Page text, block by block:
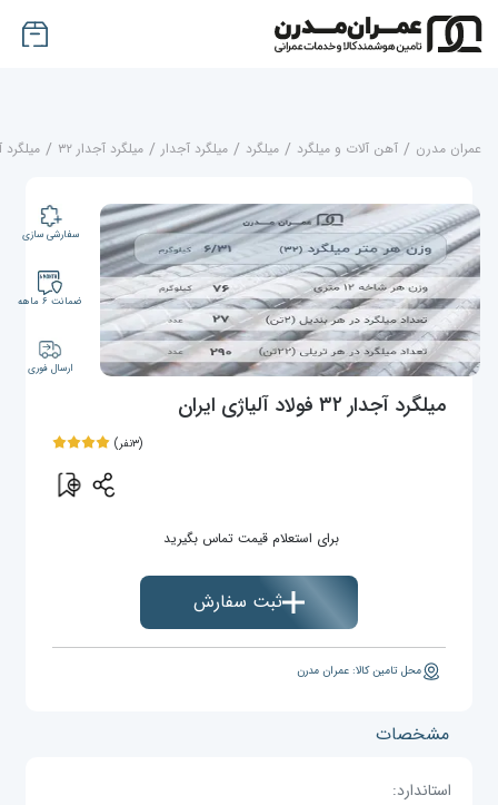
عمران مدرن / آهن آلات و میلگرد / میلگرد / میلگرد آجدار / میلگرد آجدار ۳۲ / میلگرد آجدار ۳۲
سفارشی سازی
ضمانت ۶ ماهه
ارسال فوری
میلگرد آجدار ۳۲ فولاد آلیاژی ایران
(۳نفر)
برای استعلام قیمت تماس بگیرید
ثبت سفارش
محل تامین کالا: عمران مدرن
مشخصات
استاندارد: